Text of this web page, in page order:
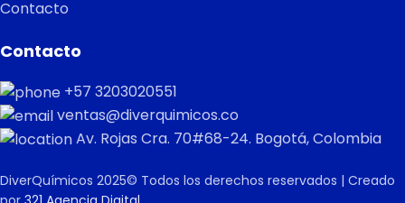
Contacto
Contacto
+57 3203020551
ventas@diverquimicos.co
Av. Rojas Cra. 70#68-24. Bogotá, Colombia
DiverQuímicos 2025© Todos los derechos reservados | Creado